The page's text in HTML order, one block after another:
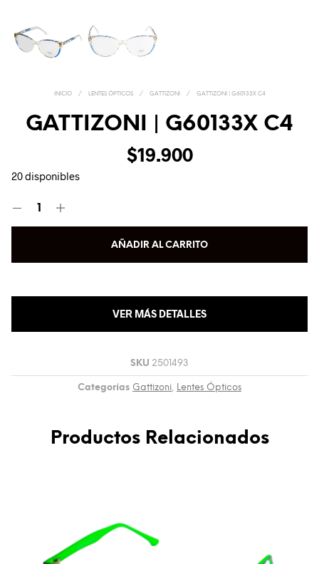
INICIO / LENTES ÓPTICOS / GATTIZONI / GATTIZONI | G60133X C4
GATTIZONI | G60133X C4
$19.900
20 disponibles
AÑADIR AL CARRITO
VER MÁS DETALLES
SKU 2501493
Categorías Gattizoni, Lentes Ópticos
Productos Relacionados